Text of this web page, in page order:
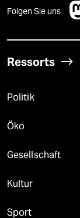
Folgen Sie uns
Ressorts
Politik
Öko
Gesellschaft
Kultur
Sport